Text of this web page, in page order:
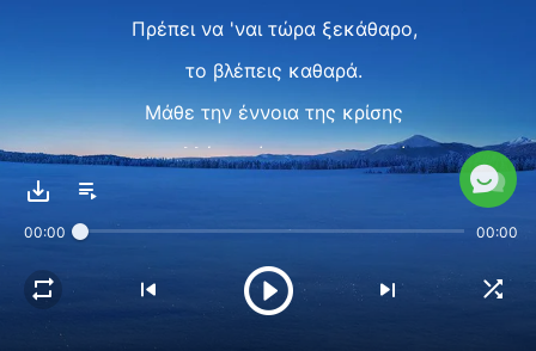
Πρέπει να 'ναι τώρα ξεκάθαρο,
το βλέπεις καθαρά.
Μάθε την έννοια της κρίσης
και πολλές απόψεις μην κρατάς.
Ω … ω … ω …
II
Με το έργο του Θεού
00:00 00:00